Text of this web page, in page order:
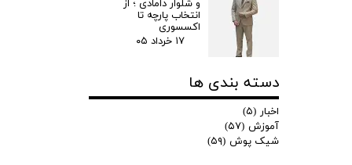
و شلوار دامادی ؛ از
انتخاب پارچه تا
اکسسوری
۱۷ خرداد ۰۵
دسته بندی ها
اخبار (۵)
آموزش (۵۷)
شیک پوش (۵۹)